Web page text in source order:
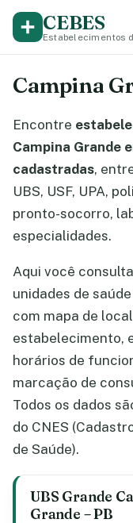
CEBES
Estabelecimentos
Campina
Encontre
Campina Grande
cadastradas,
UBS, USF, UPA,
pronto-socorro,
especialidades.
Aqui você
unidades de
com mapa de
estabelecimento,
horários de
marcação de
Todos os dados
do CNES
de Saúde).
UBS Grande
Grande – PB